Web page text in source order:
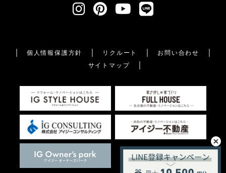
個人情報保護方針 リクルート
お問い合わせ
サイトマップ